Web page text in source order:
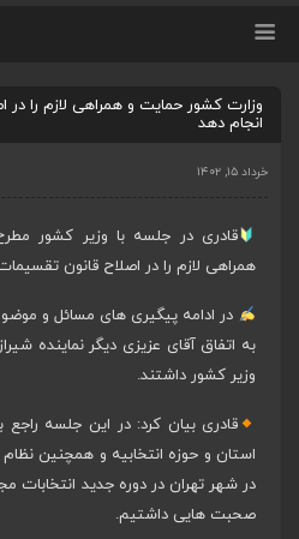
وزارت کشور حمایت و همراهی لازم را
انجام دهد
خرداد ۱۵, ۱۴۰۲
قادری در جلسه با وزیر کشور
همراهی لازم را در اصلاح قانون
در ادامه پیگیری های مسائل و
به اتفاق آقای عزیزی دیگر نماینده
وزیر کشور داشتند.
قادری بیان کرد: در این جلسه
استان و حوزه انتخابیه و همچنین
در شهر تهران در دوره جدید انتخابات
صحبت هایی داشتیم.